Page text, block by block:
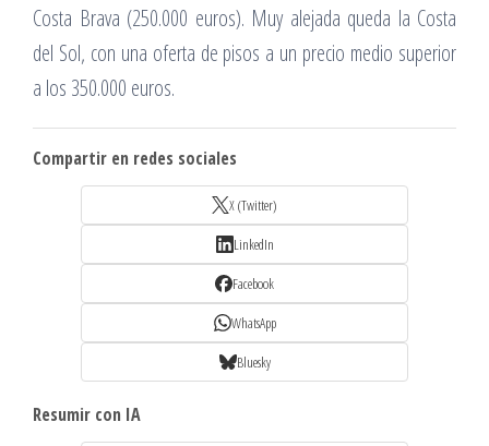
Costa Brava (250.000 euros). Muy alejada queda la Costa
del Sol, con una oferta de pisos a un precio medio superior
a los 350.000 euros.
Compartir en redes sociales
X (Twitter)
LinkedIn
Facebook
WhatsApp
Bluesky
Resumir con IA